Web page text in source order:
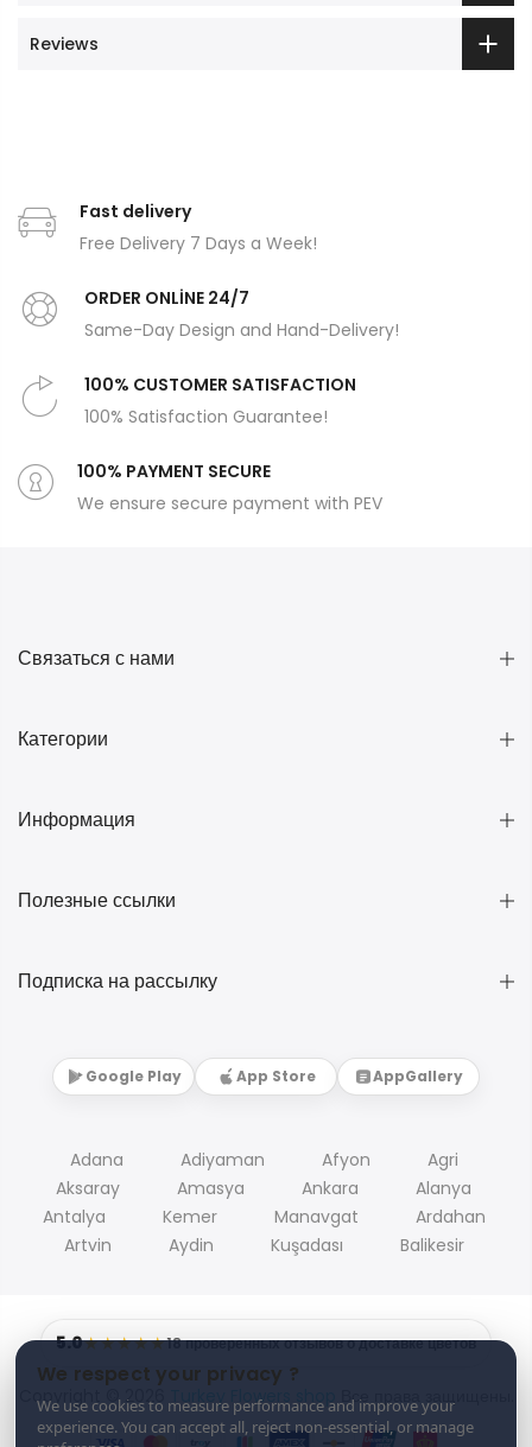
We respect your privacy ?
We use cookies to measure performance and improve your
experience. You can accept all, reject non-essential, or manage
Reviews
Fast delivery
Free Delivery 7 Days a Week!
ORDER ONLİNE 24/7
Same-Day Design and Hand-Delivery!
100% CUSTOMER SATISFACTION
100% Satisfaction Guarantee!
100% PAYMENT SECURE
We ensure secure payment with PEV
Связаться с нами
Категории
Информация
Полезные ссылки
Подписка на рассылку
Google Play App Store AppGallery
Adana Adiyaman Afyon
Agri
Aksaray
Amasya Ankara
Alanya
Antalya
Kemer Manavgat
Ardahan
Artvin
Aydin Kuşadası Balikesir
5.0★★★★★18 проверенных отзывов о доставке цветов
Copyright © 2026 Turkey Flowers shop Все права защищены.